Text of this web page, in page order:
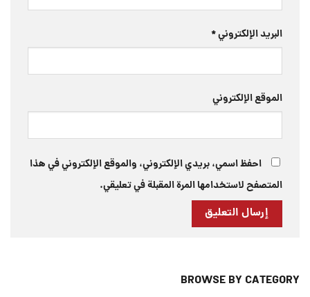
البريد الإلكتروني*
الموقع الإلكتروني
احفظ اسمي، بريدي الإلكتروني، والموقع الإلكتروني في هذا
المتصفح لاستخدامها المرة المقبلة في تعليقي.
BROWSE BY CATEGORY